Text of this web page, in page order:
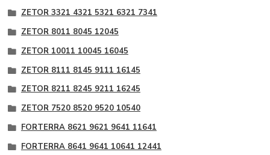
ZETOR 3321 4321 5321 6321 7341
ZETOR 8011 8045 12045
ZETOR 10011 10045 16045
ZETOR 8111 8145 9111 16145
ZETOR 8211 8245 9211 16245
ZETOR 7520 8520 9520 10540
FORTERRA 8621 9621 9641 11641
FORTERRA 8641 9641 10641 12441